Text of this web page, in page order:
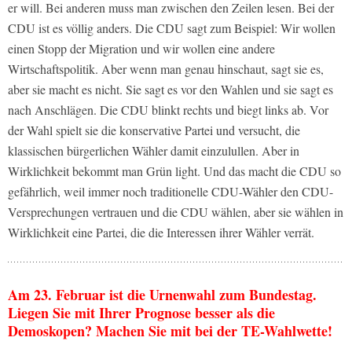
er will. Bei anderen muss man zwischen den Zeilen lesen. Bei der
CDU ist es völlig anders. Die CDU sagt zum Beispiel: Wir wollen
einen Stopp der Migration und wir wollen eine andere
Wirtschaftspolitik. Aber wenn man genau hinschaut, sagt sie es,
aber sie macht es nicht. Sie sagt es vor den Wahlen und sie sagt es
nach Anschlägen. Die CDU blinkt rechts und biegt links ab. Vor
der Wahl spielt sie die konservative Partei und versucht, die
klassischen bürgerlichen Wähler damit einzulullen. Aber in
Wirklichkeit bekommt man Grün light. Und das macht die CDU so
gefährlich, weil immer noch traditionelle CDU-Wähler den CDU-
Versprechungen vertrauen und die CDU wählen, aber sie wählen in
Wirklichkeit eine Partei, die die Interessen ihrer Wähler verrät.
Am 23. Februar ist die Urnenwahl zum Bundestag.
Liegen Sie mit Ihrer Prognose besser als die
Demoskopen? Machen Sie mit bei der TE-Wahlwette!